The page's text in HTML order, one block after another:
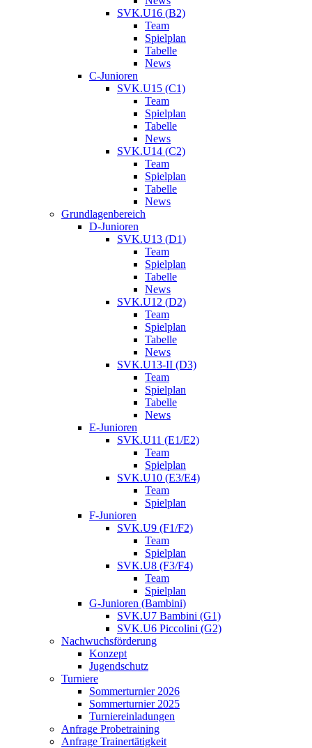
SVK.U16 (B2)
Team
Spielplan
Tabelle
News
C-Junioren
SVK.U15 (C1)
Team
Spielplan
Tabelle
News
SVK.U14 (C2)
Team
Spielplan
Tabelle
News
Grundlagenbereich
D-Junioren
SVK.U13 (D1)
Team
Spielplan
Tabelle
News
SVK.U12 (D2)
Team
Spielplan
Tabelle
News
SVK.U13-II (D3)
Team
Spielplan
Tabelle
News
E-Junioren
SVK.U11 (E1/E2)
Team
Spielplan
SVK.U10 (E3/E4)
Team
Spielplan
F-Junioren
SVK.U9 (F1/F2)
Team
Spielplan
SVK.U8 (F3/F4)
Team
Spielplan
G-Junioren (Bambini)
SVK.U7 Bambini (G1)
SVK.U6 Piccolini (G2)
Nachwuchsförderung
Konzept
Jugendschutz
Turniere
Sommerturnier 2026
Sommerturnier 2025
Turniereinladungen
Anfrage Probetraining
Anfrage Trainertätigkeit